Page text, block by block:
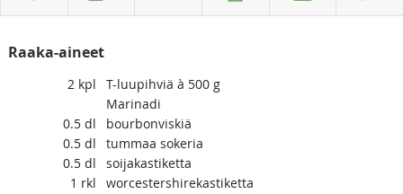
Raaka-aineet
2 kpl
T-luupihviä à 500 g
Marinadi
0.5 dl
bourbonviskiä
0.5 dl
tummaa sokeria
0.5 dl
soijakastiketta
1 rkl
worcestershirekastiketta